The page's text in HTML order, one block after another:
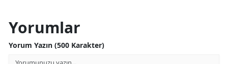
Yorumlar
Yorum Yazın (500 Karakter)